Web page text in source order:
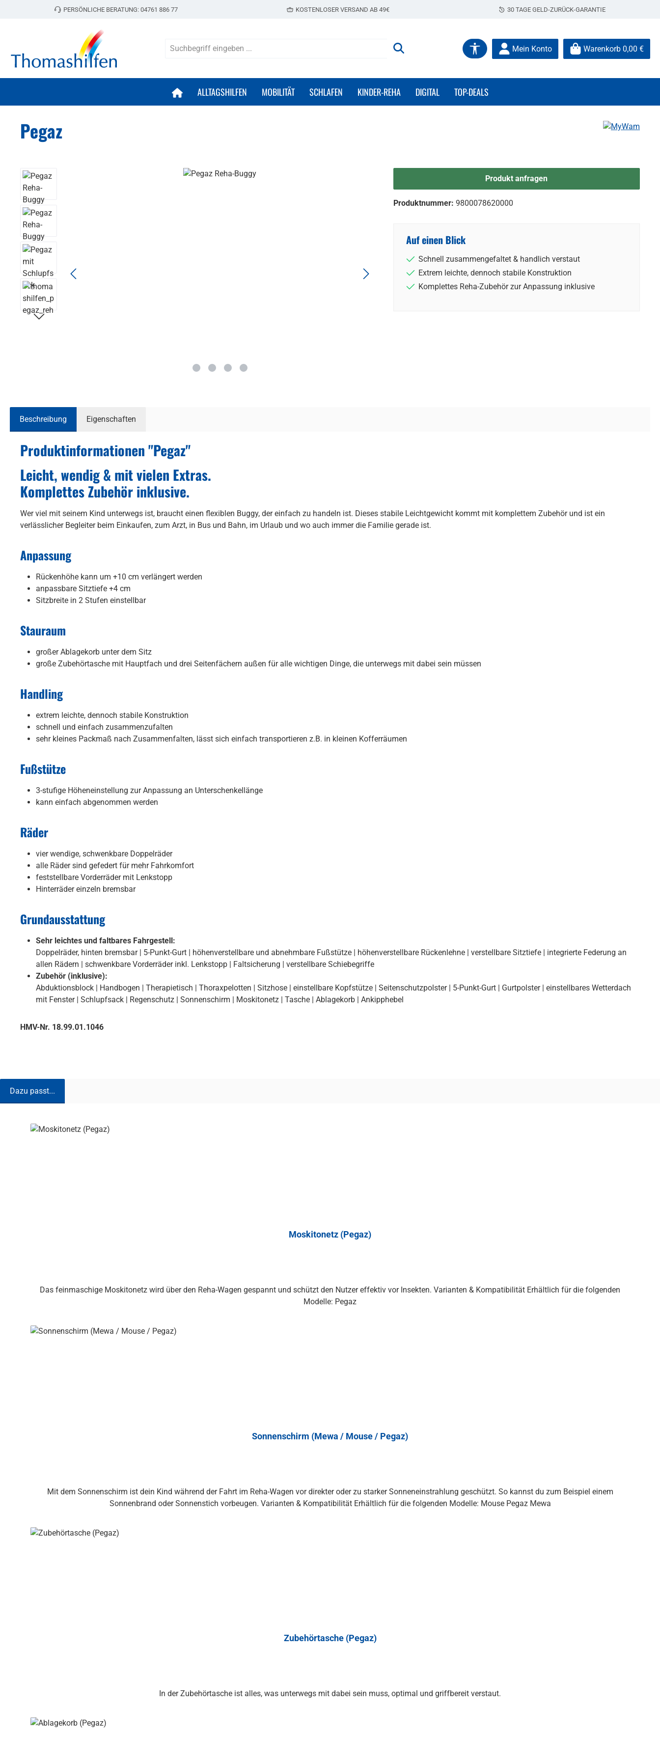
Hauptinhalt springen
Zur Suche springen
Zur Hauptnavigation springen
PERSÖNLICHE BERATUNG: 04761 886 77 KOSTENLOSER VERSAND AB 49€ 30 TAGE GELD-ZURÜCK-GARANTIE
Werkzeugleiste anzeigen
Mein Konto Warenkorb 0,00 €
ALLTAGSHILFEN MOBILITÄT SCHLAFEN KINDER-REHA DIGITAL TOP-DEALS
Pegaz
Bildergalerie überspringen
Produkt anfragen
Produktnummer: 9800078620000
Auf einen Blick
Schnell zusammengefaltet & handlich verstaut
Extrem leichte, dennoch stabile Konstruktion
Komplettes Reha-Zubehör zur Anpassung inklusive
Beschreibung Eigenschaften
Produktinformationen "Pegaz"
Leicht, wendig & mit vielen Extras.
Komplettes Zubehör inklusive.
Wer viel mit seinem Kind unterwegs ist, braucht einen flexiblen Buggy, der einfach zu handeln ist. Dieses stabile Leichtgewicht kommt mit komplettem Zubehör und ist ein
verlässlicher Begleiter beim Einkaufen, zum Arzt, in Bus und Bahn, im Urlaub und wo auch immer die Familie gerade ist.
Anpassung
Rückenhöhe kann um +10 cm verlängert werden
anpassbare Sitztiefe +4 cm
Sitzbreite in 2 Stufen einstellbar
Stauraum
großer Ablagekorb unter dem Sitz
große Zubehörtasche mit Hauptfach und drei Seitenfächern außen für alle wichtigen Dinge, die unterwegs mit dabei sein müssen
Handling
extrem leichte, dennoch stabile Konstruktion
schnell und einfach zusammenzufalten
sehr kleines Packmaß nach Zusammenfalten, lässt sich einfach transportieren z.B. in kleinen Kofferräumen
Fußstütze
3-stufige Höheneinstellung zur Anpassung an Unterschenkellänge
kann einfach abgenommen werden
Räder
vier wendige, schwenkbare Doppelräder
alle Räder sind gefedert für mehr Fahrkomfort
feststellbare Vorderräder mit Lenkstopp
Hinterräder einzeln bremsbar
Grundausstattung
Sehr leichtes und faltbares Fahrgestell:
Doppelräder, hinten bremsbar | 5-Punkt-Gurt | höhenverstellbare und abnehmbare Fußstütze | höhenverstellbare Rückenlehne | verstellbare Sitztiefe | integrierte Federung an
allen Rädern | schwenkbare Vorderräder inkl. Lenkstopp | Faltsicherung | verstellbare Schiebegriffe
Zubehör (inklusive):
Abduktionsblock | Handbogen | Therapietisch | Thoraxpelotten | Sitzhose | einstellbare Kopfstütze | Seitenschutzpolster | 5-Punkt-Gurt | Gurtpolster | einstellbares Wetterdach
mit Fenster | Schlupfsack | Regenschutz | Sonnenschirm | Moskitonetz | Tasche | Ablagekorb | Ankipphebel
HMV-Nr. 18.99.01.1046
Dazu passt...
Moskitonetz (Pegaz)
Das feinmaschige Moskitonetz wird über den Reha-Wagen gespannt und schützt den Nutzer effektiv vor Insekten. Varianten & Kompatibilität Erhältlich für die folgenden
Modelle: Pegaz
Sonnenschirm (Mewa / Mouse / Pegaz)
Mit dem Sonnenschirm ist dein Kind während der Fahrt im Reha-Wagen vor direkter oder zu starker Sonneneinstrahlung geschützt. So kannst du zum Beispiel einem
Sonnenbrand oder Sonnenstich vorbeugen. Varianten & Kompatibilität Erhältlich für die folgenden Modelle: Mouse Pegaz Mewa
Zubehörtasche (Pegaz)
In der Zubehörtasche ist alles, was unterwegs mit dabei sein muss, optimal und griffbereit verstaut.